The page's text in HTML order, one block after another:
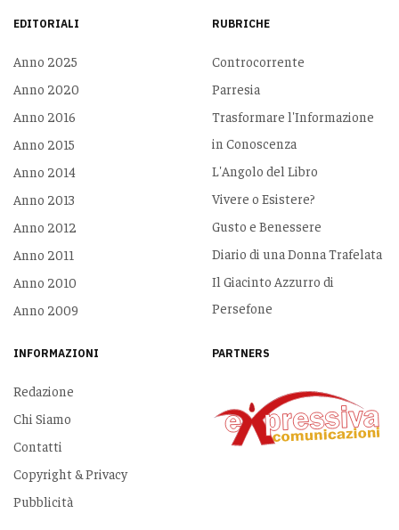
EDITORIALI
Anno 2025
Anno 2020
Anno 2016
Anno 2015
Anno 2014
Anno 2013
Anno 2012
Anno 2011
Anno 2010
Anno 2009
RUBRICHE
Controcorrente
Parresia
Trasformare l'Informazione
in Conoscenza
L'Angolo del Libro
Vivere o Esistere?
Gusto e Benessere
Diario di una Donna Trafelata
Il Giacinto Azzurro di
Persefone
INFORMAZIONI
Redazione
Chi Siamo
Contatti
Copyright & Privacy
Pubblicità
PARTNERS